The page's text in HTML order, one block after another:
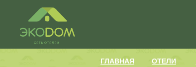
ОТЕЛИ
ГЛАВНАЯ